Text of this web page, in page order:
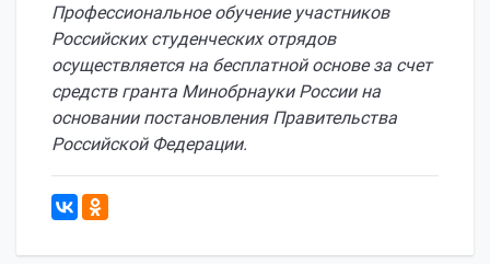
Профессиональное обучение участников
Российских студенческих отрядов
осуществляется на бесплатной основе за счет
средств гранта Минобрнауки России на
основании постановления Правительства
Российской Федерации.